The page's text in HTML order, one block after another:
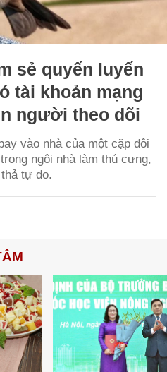
sẻ quyến luyến
tài khoản mạng
người theo dõi
vào nhà của một cặp đôi
ngôi nhà làm thú cưng,
tự do.